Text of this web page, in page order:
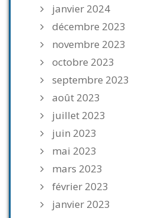
janvier 2024
décembre 2023
novembre 2023
octobre 2023
septembre 2023
août 2023
juillet 2023
juin 2023
mai 2023
mars 2023
février 2023
janvier 2023